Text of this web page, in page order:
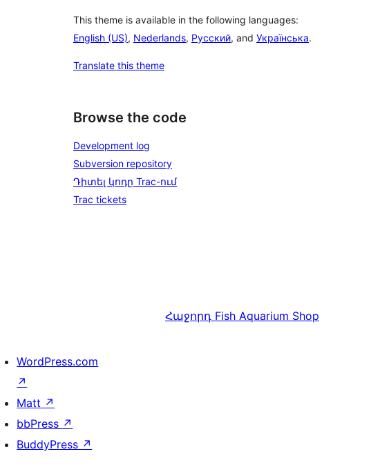
This theme is available in the following languages:
English (US), Nederlands, Русский, and Українська.
Translate this theme
Browse the code
Development log
Subversion repository
Դիտել կոդը Trac-ում
Trac tickets
Հաջորդ Fish Aquarium Shop
WordPress.com
↗
Matt ↗
bbPress ↗
BuddyPress ↗